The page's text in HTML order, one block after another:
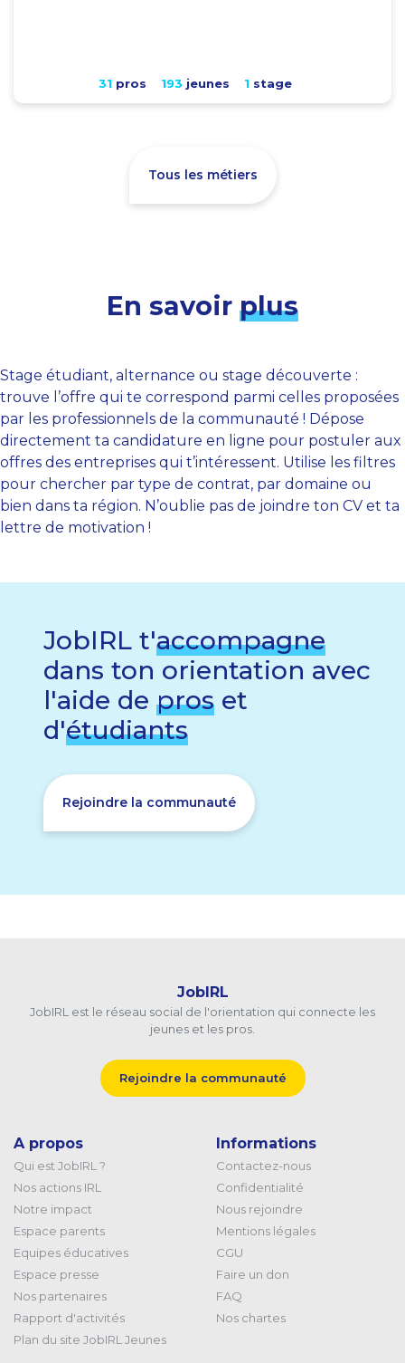
31 pros 193 jeunes 1 stage
Tous les métiers
En savoir plus
Stage étudiant, alternance ou stage découverte :
trouve l’offre qui te correspond parmi celles proposées
par les professionnels de la communauté ! Dépose
directement ta candidature en ligne pour postuler aux
offres des entreprises qui t’intéressent. Utilise les filtres
pour chercher par type de contrat, par domaine ou
bien dans ta région. N’oublie pas de joindre ton CV et ta
lettre de motivation !
JobIRL t'accompagne
dans ton orientation avec
l'aide de pros et
d'étudiants
Rejoindre la communauté
JobIRL
JobIRL est le réseau social de l'orientation qui connecte les
jeunes et les pros.
Rejoindre la communauté
A propos
Qui est JobIRL ?
Nos actions IRL
Notre impact
Espace parents
Equipes éducatives
Espace presse
Nos partenaires
Rapport d'activités
Plan du site JobIRL Jeunes
Informations
Contactez-nous
Confidentialité
Nous rejoindre
Mentions légales
CGU
Faire un don
FAQ
Nos chartes